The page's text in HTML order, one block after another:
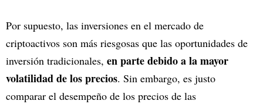
Por supuesto, las inversiones en el mercado de
criptoactivos son más riesgosas que las oportunidades de
inversión tradicionales, en parte debido a la mayor
volatilidad de los precios. Sin embargo, es justo
comparar el desempeño de los precios de las